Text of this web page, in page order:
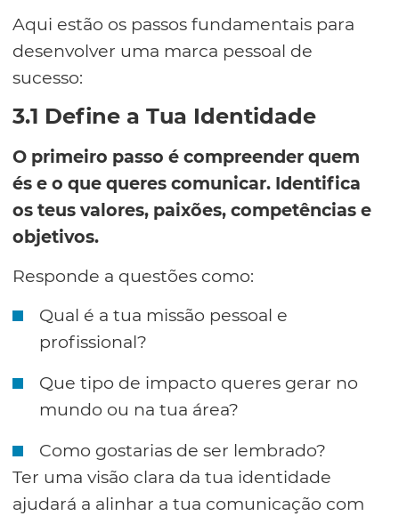
Aqui estão os passos fundamentais para
desenvolver uma marca pessoal de
sucesso:
3.1 Define a Tua Identidade
O primeiro passo é compreender quem
és e o que queres comunicar. Identifica
os teus valores, paixões, competências e
objetivos.
Responde a questões como:
Qual é a tua missão pessoal e
profissional?
Que tipo de impacto queres gerar no
mundo ou na tua área?
Como gostarias de ser lembrado?
Ter uma visão clara da tua identidade
ajudará a alinhar a tua comunicação com